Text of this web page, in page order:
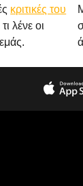
κριτικές του
λένε οι